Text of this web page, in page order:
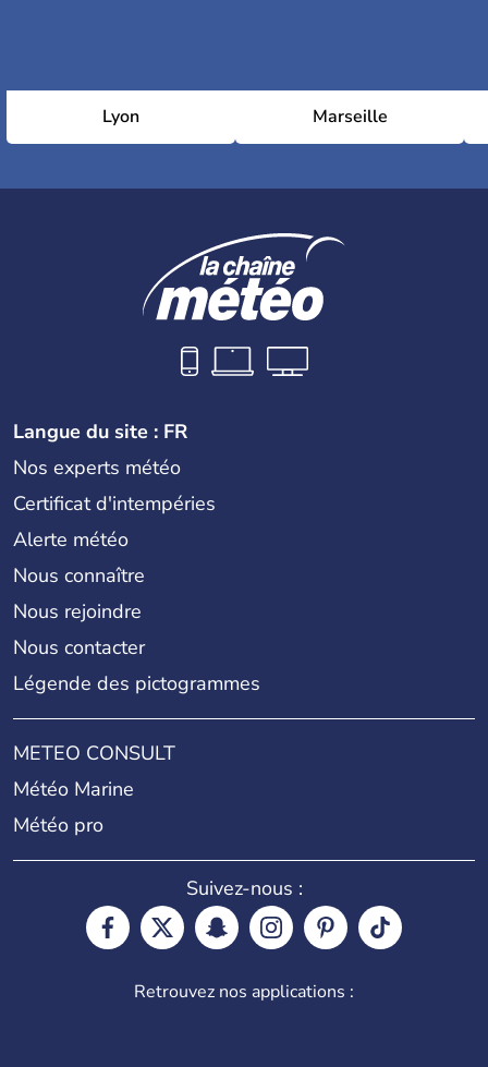
Lyon Marseille
Langue du site : FR
Nos experts météo
Certificat d'intempéries
Alerte météo
Nous connaître
Nous rejoindre
Nous contacter
Légende des pictogrammes
METEO CONSULT
Météo Marine
Météo pro
Suivez-nous :
Retrouvez nos applications :